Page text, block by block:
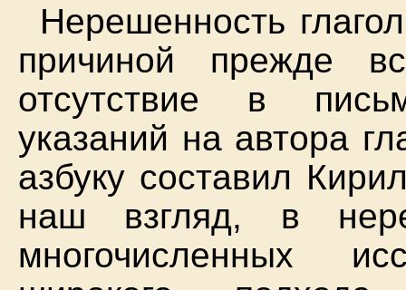
Нерешенность
причиной прежде
отсутствие в
указаний на автора
азбуку составил
наш взгляд, в
многочисленных